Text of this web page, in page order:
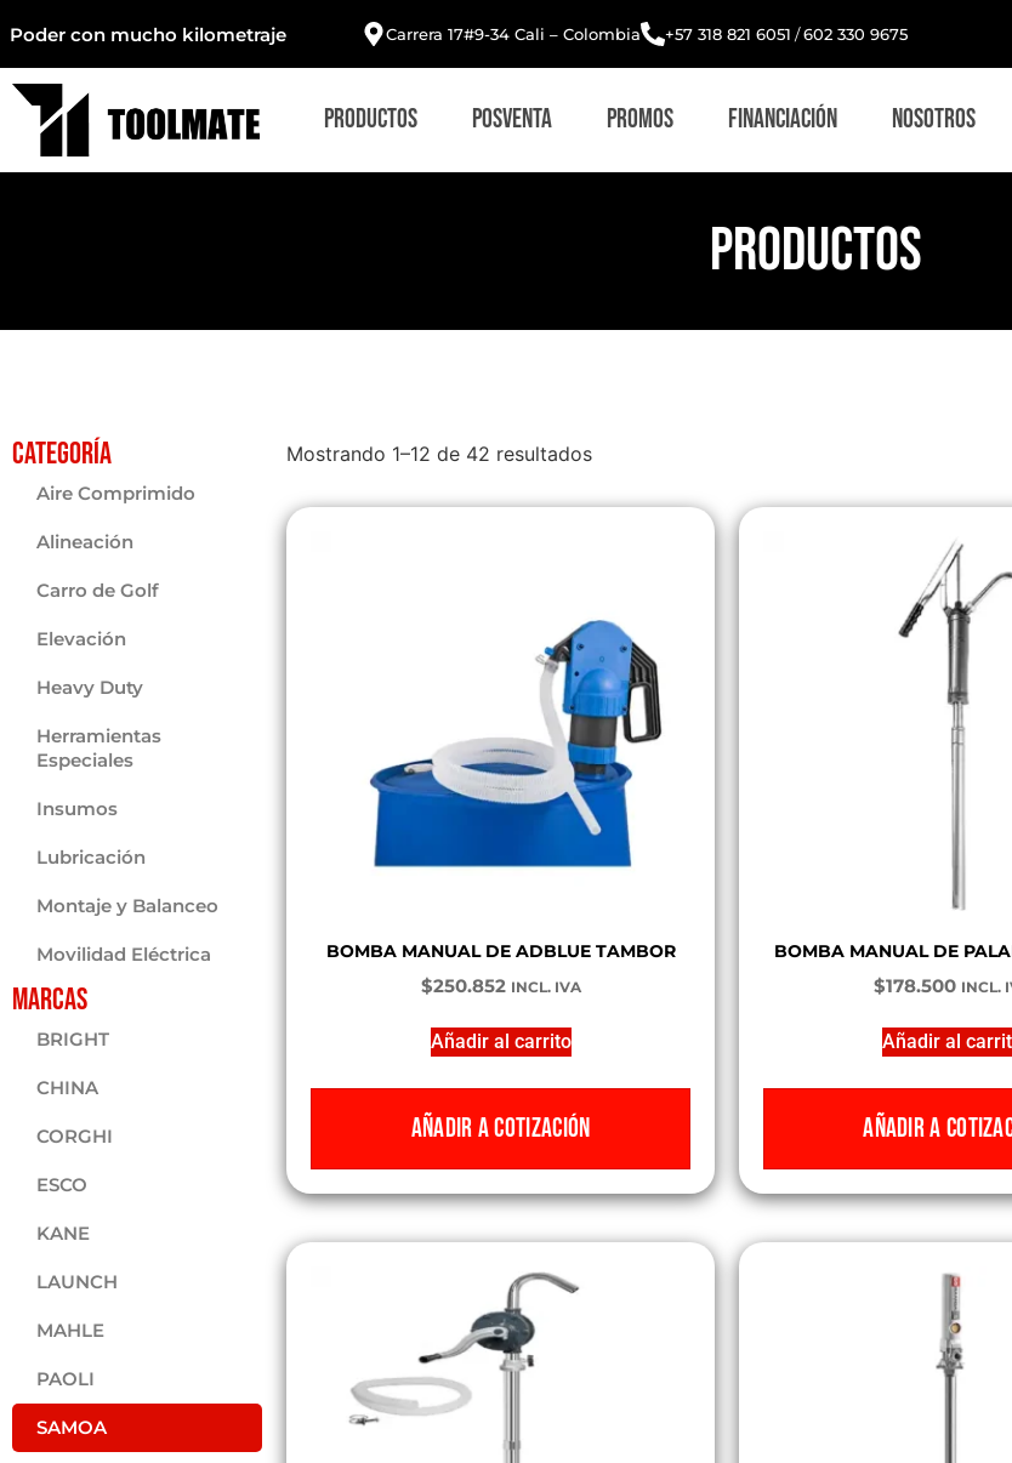
Poder con mucho kilometraje Carrera 17#9-34 Cali – Colombia +57 318 821 6051 /602 330 9675
Productos Posventa Promos Financiación Nosotros
PRODUCTOS
Categoría
Aire Comprimido
Alineación
Carro de Golf
Elevación
Heavy Duty
Herramientas
Especiales
Insumos
Lubricación
Montaje y Balanceo
Movilidad Eléctrica
Marcas
BRIGHT
CHINA
CORGHI
ESCO
KANE
LAUNCH
MAHLE
PAOLI
SAMOA
Mostrando 1–12 de 42 resultados
BOMBA MANUAL DE ADBLUE TAMBOR
$250.852 INCL. IVA
Añadir al carrito
AÑADIR A COTIZACIÓN
BOMBA MANUAL DE
$178.500 INCL.
Añadir al
AÑADIR A